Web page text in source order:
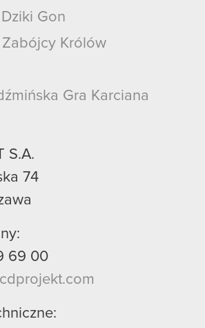
Gon
Królów
Gra Karciana
S.A.
74
69 00